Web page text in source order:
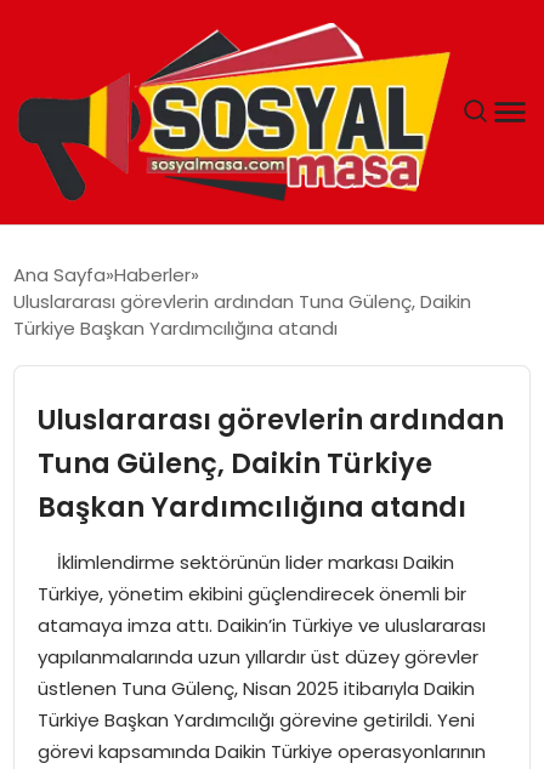
EKONOMI
EĞITIM
SPOR
GÜNDEM
MAGAZIN
Ana Sayfa Haberler
Uluslararası görevlerin ardından Tuna Gülenç, Daikin
Türkiye Başkan Yardımcılığına atandı
Uluslararası görevlerin ardından
Tuna Gülenç, Daikin Türkiye
Başkan Yardımcılığına atandı
İklimlendirme sektörünün lider markası Daikin
Türkiye, yönetim ekibini güçlendirecek önemli bir
atamaya imza attı. Daikin’in Türkiye ve uluslararası
yapılanmalarında uzun yıllardır üst düzey görevler
üstlenen Tuna Gülenç, Nisan 2025 itibarıyla Daikin
Türkiye Başkan Yardımcılığı görevine getirildi. Yeni
görevi kapsamında Daikin Türkiye operasyonlarının